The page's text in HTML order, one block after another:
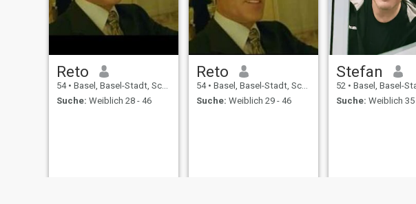
Reto
54 • Basel, Basel-Stadt, Schweiz
Suche: Weiblich 28 - 46
Reto
54 • Basel, Basel-Stadt, Schweiz
Suche: Weiblich 29 - 46
Stefan
52 • Basel, Basel-Stadt,
Suche: Weiblich 35